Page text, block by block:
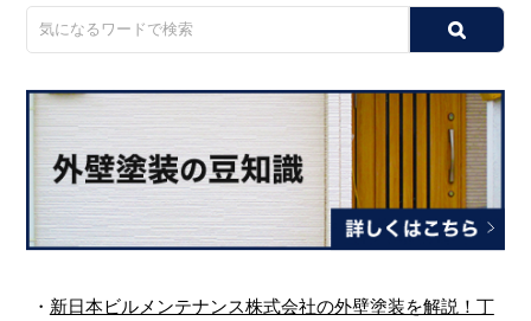
・ 新日本ビルメンテナンス株式会社の外壁塗装を解説！丁